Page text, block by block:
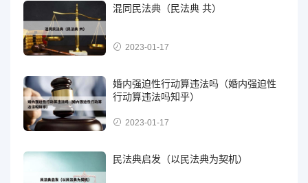
混同民法典（民法典 共）
2023-01-17
婚内强迫性行动算违法吗（婚内强迫性
行动算违法吗知乎）
2023-01-17
民法典启发（以民法典为契机）